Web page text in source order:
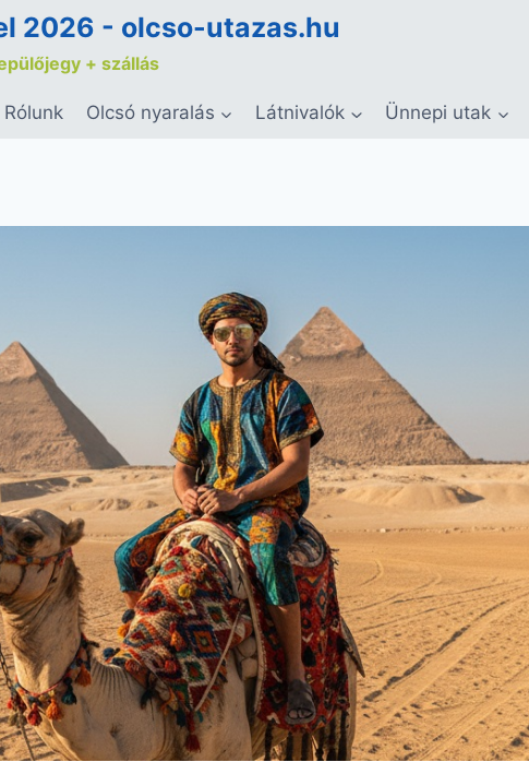
2026 - olcso-utazas.hu
+ szállás
Rólunk Olcsó nyaralás Látnivalók Ünnepi utak